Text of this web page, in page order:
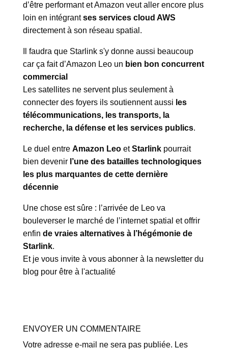
d’être performant et Amazon veut aller encore plus
loin en intégrantses services cloud AWS
directement à son réseau spatial.
Il faudra que Starlink s'y donne aussi beaucoup
car ça fait d’Amazon Leo un bien bon concurrent
commercial
Les satellites ne servent plus seulement à
connecter des foyers ils soutiennent aussi les
télécommunications, les transports, la
recherche, la défense et les services publics.
Le duel entre Amazon LeoetStarlinkpourrait
bien devenir l’une des batailles technologiques
les plus marquantes de cette dernière
décennie
Une chose est sûre : l’arrivée de Leo va
bouleverser le marché de l’internet spatial et offrir
enfin de vraies alternatives à l’hégémonie de
Starlink.
Et je vous invite à vous abonner à la newsletter du
blog pour être à l'actualité
ENVOYER UN COMMENTAIRE
Votre adresse e-mail ne sera pas publiée. Les